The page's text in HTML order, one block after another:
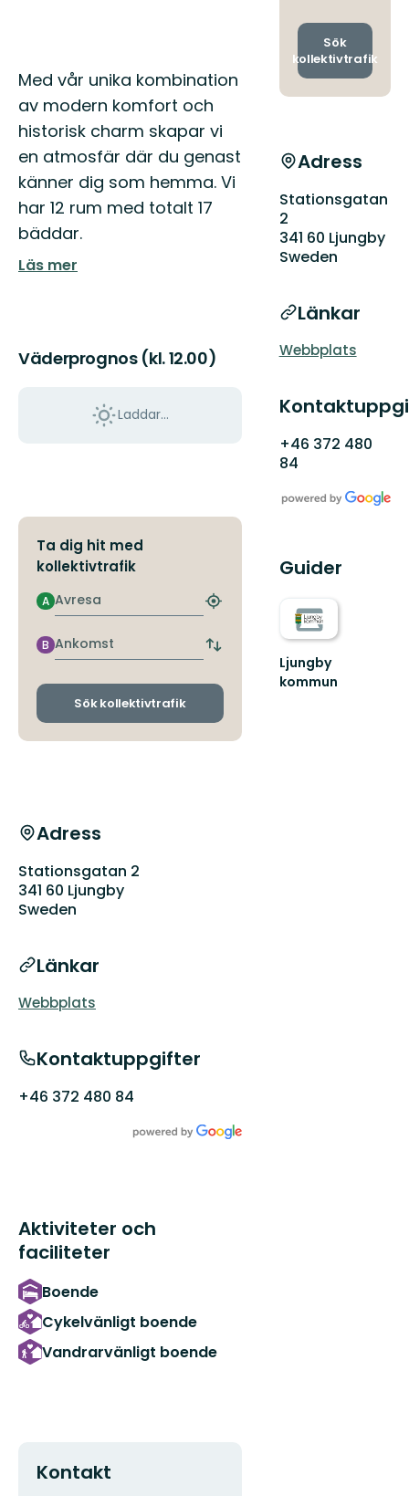
Beskrivning
Med vår unika kombination
av modern komfort och
historisk charm skapar vi
en atmosfär där du genast
känner dig som hemma. Vi
har 12 rum med totalt 17
bäddar.
Läs mer
Väderprognos (kl. 12.00)
Laddar...
Ta dig hit med
kollektivtrafik
Avresa
A
Hitta
hållplats
Ankomst
B
Byt
och
Sök kollektivtrafik
Adress
Stationsgatan 2
341 60 Ljungby
Sweden
Länkar
Webbplats
Kontaktuppgifter
+46 372 480 84
Aktiviteter och
faciliteter
Boende
Cykelvänligt boende
Vandrarvänligt boende
Kontakt
och
Sök
kollektivtrafik
Adress
Stationsgatan
2
341 60 Ljungby
Sweden
Länkar
Webbplats
+46 372 480
84
Guider
Ljungby
kommun